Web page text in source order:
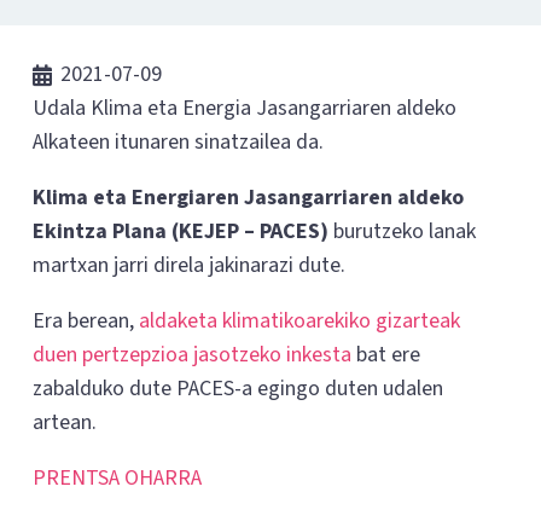
2021-07-09
Udala Klima eta Energia Jasangarriaren aldeko
Alkateen itunaren sinatzailea da.
Klima eta Energiaren Jasangarriaren aldeko
Ekintza Plana (KEJEP – PACES) burutzeko lanak
martxan jarri direla jakinarazi dute.
Era berean, aldaketa klimatikoarekiko gizarteak
duen pertzepzioa jasotzeko inkesta bat ere
zabalduko dute PACES-a egingo duten udalen
artean.
PRENTSA OHARRA